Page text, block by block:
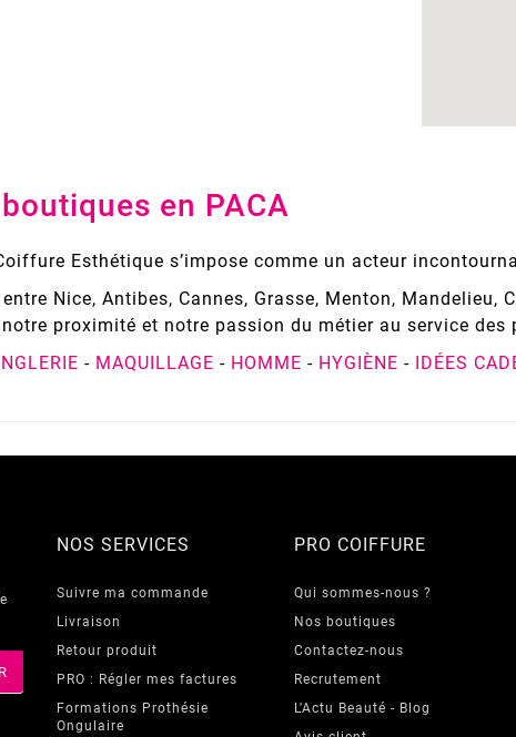
en PACA
Esthétique s’impose comme un acteur
Nice, Antibes, Cannes, Grasse, Menton, Mandelieu,
proximité et notre passion du métier au service
- MAQUILLAGE - HOMME - HYGIÈNE - IDÉES
NOS SERVICES
Suivre ma commande
Livraison
Retour produit
PRO : Régler mes factures
Formations Prothésie
Ongulaire
PRO COIFFURE
Qui sommes-nous ?
Nos boutiques
Contactez-nous
Recrutement
L'Actu Beauté - Blog